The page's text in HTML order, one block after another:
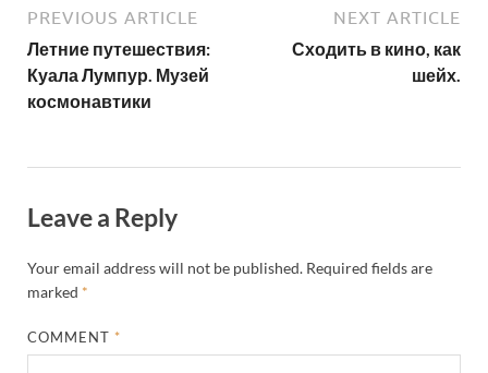
PREVIOUS ARTICLE
Летние путешествия:
Куала Лумпур. Музей
космонавтики
NEXT ARTICLE
Сходить в кино, как
шейх.
Leave a Reply
Your email address will not be published. Required fields are
marked *
COMMENT *